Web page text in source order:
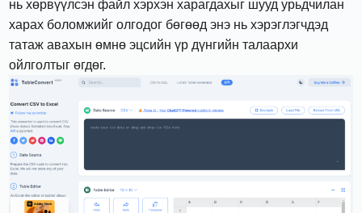
нь хөрвүүлсэн файл хэрхэн харагдахыг шууд урьдчилан
харах боломжийг олгодог бөгөөд энэ нь хэрэглэгчдэд
татаж авахын өмнө эцсийн үр дүнгийн талаархи
ойлголтыг өгдөг.